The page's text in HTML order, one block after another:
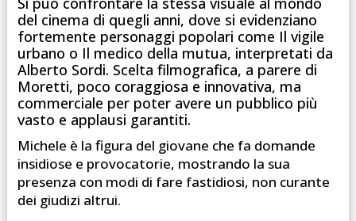
del cinema di quegli anni, dove si evidenziano
fortemente personaggi popolari come Il vigile
urbano o Il medico della mutua, interpretati da
Alberto Sordi. Scelta filmografica, a parere di
Moretti, poco coraggiosa e innovativa, ma
commerciale per poter avere un pubblico più
vasto e applausi garantiti.
Michele è la figura del giovane che fa domande
insidiose e provocatorie, mostrando la sua
presenza con modi di fare fastidiosi, non curante
dei giudizi altrui.